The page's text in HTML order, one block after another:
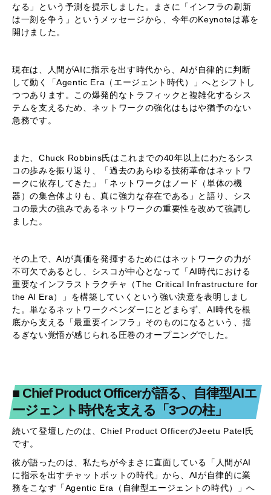
なる」という予測を提示しました。まさに「インフラの刷新
は一刻を争う」というメッセージから、今年のKeynoteは幕を
開けました。
現在は、人間がAIに指示を出す時代から、AIが自律的に判断
して動く「Agentic Era（エージェント時代）」へとシフトし
つつあります。この爆発的なトラフィックと複雑化するシス
テムを支えるため、ネットワークの強化はもはや猶予のない
急務です。
また、Chuck Robbins氏はこれまでの40年以上にわたるシス
コの歩みを振り返り、「過去のあらゆる技術革命はネットワ
ークに依存してきた」「ネットワークはノード（単体の機
器）の集合体よりも、真に強力な存在である」と語り、シス
コの最大の強みであるネットワークの重要性を改めて強調し
ました。
その上で、AIが真価を発揮するためにはネットワークの力が
不可欠であるとし、シスコが中心となって「AI時代における
重要なインフラストラクチャ（The Critical Infrastructure for
the AI Era）」を構築していくという強い決意を表明しまし
た。単なるネットワークベンダーにとどまらず、AI時代を根
底から支える「最重要インフラ」そのものになるという、揺
るぎない覚悟が感じられる圧巻のオープニングでした。
■ Chief Product Officerが語る、自律型AIエ
ージェント時代を支える「3つの柱」
続いて登壇したのは、Chief Product OfficerのJeetu Patel氏
です。
彼が語ったのは、私たちが今まさに直面している「人間がAI
に指示を出すチャットボットの時代」から、AIが自律的に業
務をこなす「Agentic Era（自律型エージェントの時代）」へ